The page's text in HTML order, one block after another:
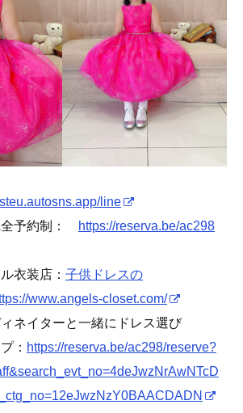
line
全予約制：
https://reserva.be/ac298
衣装店： 子供ドレスの
www.angels-closet.com/
ネイターと一緒にドレス選び
： https://reserva.be/ac298/reserve?